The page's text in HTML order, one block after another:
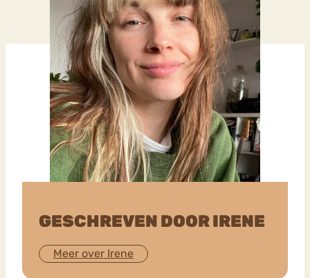
GESCHREVEN DOOR IRENE
Meer over Irene